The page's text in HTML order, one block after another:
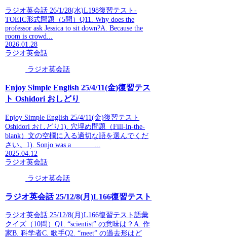
ラジオ英会話 26/1/28(水)L198復習テスト-
TOEIC形式問題（5問）Q11. Why does the
professor ask Jessica to sit down?A. Because the
room is crowd...
2026.01.28
ラジオ英会話
ラジオ英会話
Enjoy Simple English 25/4/11(金)復習テス
ト Oshidori おしどり
Enjoy Simple English 25/4/11(金)復習テスト
Oshidori おしどり1). 穴埋め問題（Fill-in-the-
blank）文の空欄に入る適切な語を選んでくだ
さい。1). Sonjo was a ______...
2025.04.12
ラジオ英会話
ラジオ英会話
ラジオ英会話 25/12/8(月)L166復習テスト
ラジオ英会話 25/12/8(月)L166復習テスト語彙
クイズ（10問）Q1. “scientist” の意味は？A. 作
家B. 科学者C. 歌手Q2. “meet” の過去形はど